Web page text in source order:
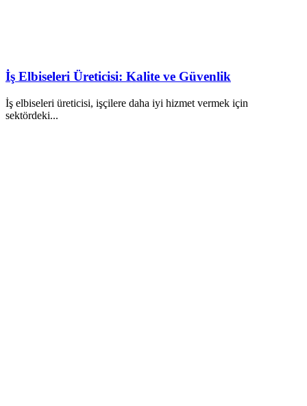
İş Elbiseleri Üreticisi: Kalite ve Güvenlik
İş elbiseleri üreticisi, işçilere daha iyi hizmet vermek için
sektördeki...